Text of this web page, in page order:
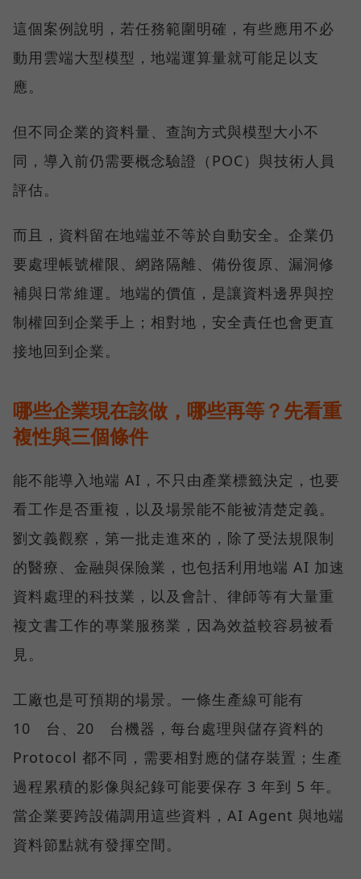
這個案例說明，若任務範圍明確，有些應用不必
動用雲端大型模型，地端運算量就可能足以支
應。
但不同企業的資料量、查詢方式與模型大小不
同，導入前仍需要概念驗證（POC）與技術人員
評估。
而且，資料留在地端並不等於自動安全。企業仍
要處理帳號權限、網路隔離、備份復原、漏洞修
補與日常維運。地端的價值，是讓資料邊界與控
制權回到企業手上；相對地，安全責任也會更直
接地回到企業。
哪些企業現在該做，哪些再等？先看重
複性與三個條件
能不能導入地端 AI，不只由產業標籤決定，也要
看工作是否重複，以及場景能不能被清楚定義。
劉文義觀察，第一批走進來的，除了受法規限制
的醫療、金融與保險業，也包括利用地端 AI 加速
資料處理的科技業，以及會計、律師等有大量重
複文書工作的專業服務業，因為效益較容易被看
見。
工廠也是可預期的場景。一條生產線可能有
10 台、20 台機器，每台處理與儲存資料的
Protocol 都不同，需要相對應的儲存裝置；生產
過程累積的影像與紀錄可能要保存 3 年到 5 年。
當企業要跨設備調用這些資料，AI Agent 與地端
資料節點就有發揮空間。